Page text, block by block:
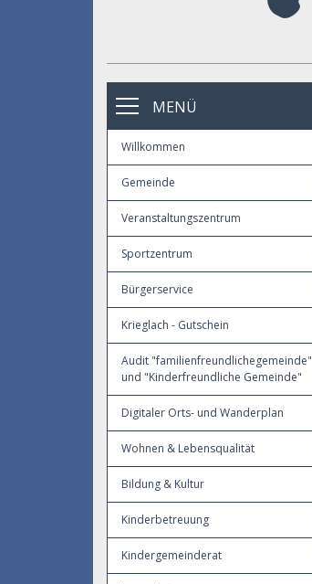
MENÜ
Willkommen
Gemeinde
Veranstaltungszentrum
Sportzentrum
Bürgerservice
Krieglach - Gutschein
Audit "familienfreundlichegemeinde"
und "Kinderfreundliche Gemeinde"
Digitaler Orts- und Wanderplan
Wohnen & Lebensqualität
Bildung & Kultur
Kinderbetreuung
Kindergemeinderat